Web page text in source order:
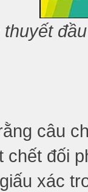
thuyết
câu
chết đối
xác